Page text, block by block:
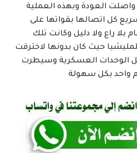
العودة وبهذه العملية
كل اتصالها بقواتها على
بلا راع ولا دليل وكانت تلك
حيث كان بدونها لاخترقت
الوحدات العسكرية وسيطرت
واحد بكل سهولة